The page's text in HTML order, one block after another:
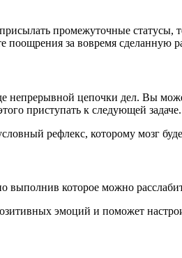
промежуточные статусы,
за вовремя сделанную
цепочки дел. Вы
приступать к следующей задаче.
рефлекс, которому мозг
которое можно
эмоций и поможет